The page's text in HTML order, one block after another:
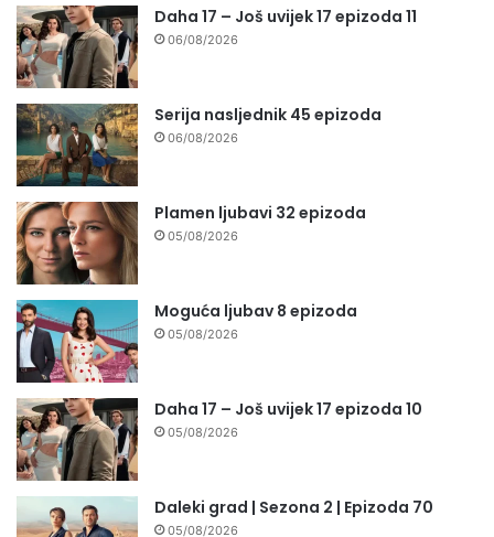
Daha 17 – Još uvijek 17 epizoda 11
06/08/2026
Serija nasljednik 45 epizoda
06/08/2026
Plamen ljubavi 32 epizoda
05/08/2026
Moguća ljubav 8 epizoda
05/08/2026
Daha 17 – Još uvijek 17 epizoda 10
05/08/2026
Daleki grad | Sezona 2 | Epizoda 70
05/08/2026